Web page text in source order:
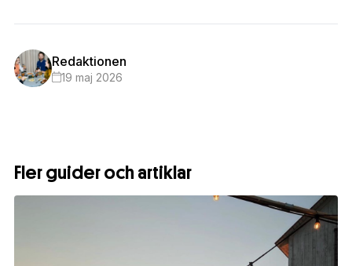
Redaktionen
19 maj 2026
Fler guider och artiklar